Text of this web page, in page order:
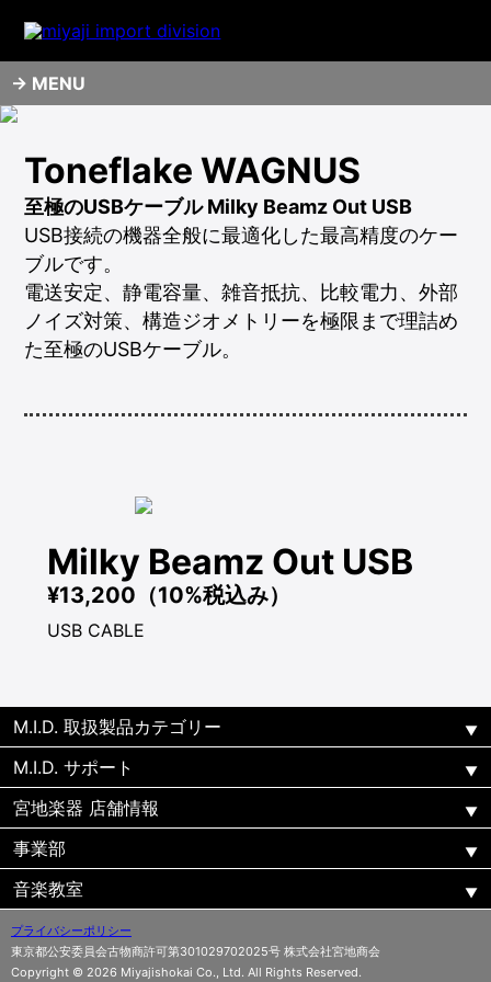
MENU
Toneflake WAGNUS
至極のUSBケーブル Milky Beamz Out USB
USB接続の機器全般に最適化した最高精度のケー
ブルです。
電送安定、静電容量、雑音抵抗、比較電力、外部
ノイズ対策、構造ジオメトリーを極限まで理詰め
た至極のUSBケーブル。
Milky Beamz Out USB
¥13,200（10%税込み）
USB CABLE
M.I.D. 取扱製品カテゴリー
M.I.D. サポート
宮地楽器 店舗情報
事業部
音楽教室
プライバシーポリシー
東京都公安委員会古物商許可第301029702025号 株式会社宮地商会
Copyright © 2026 Miyajishokai Co., Ltd. All Rights Reserved.